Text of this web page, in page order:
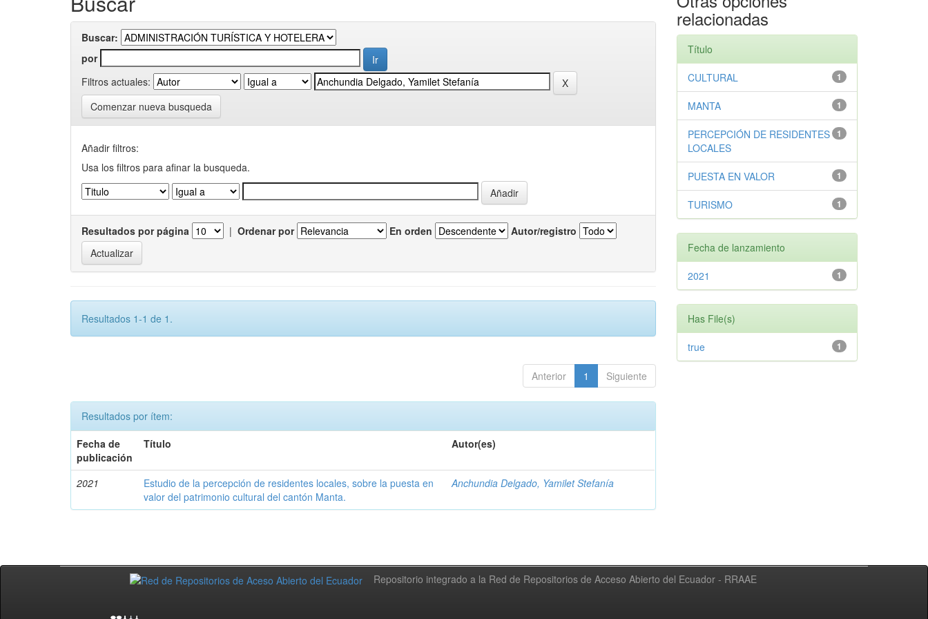
Buscar:
por
Filtros actuales:
Comenzar nueva busqueda
Añadir filtros:
Usa los filtros para afinar la busqueda.
Resultados por página | Ordenar por En orden Autor/registro
Resultados 1-1 de 1.
Anterior 1 Siguiente
Resultados por ítem:
Fecha de
publicación
Título Autor(es)
2021
Estudio de la percepción de residentes locales, sobre la puesta en
valor del patrimonio cultural del cantón Manta.
Anchundia Delgado, Yamilet Stefanía
relacionadas
Título
1
CULTURAL
1
MANTA
1
PERCEPCIÓN DE RESIDENTES
LOCALES
1
PUESTA EN VALOR
1
TURISMO
Fecha de lanzamiento
1
2021
Has File(s)
1
true
Repositorio integrado a la Red de Repositorios de Acceso Abierto del Ecuador - RRAAE